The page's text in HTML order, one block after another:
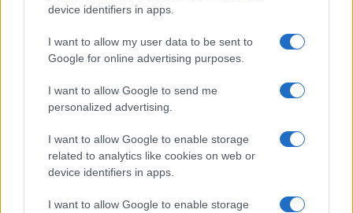
device identifiers in apps.
I want to allow my user data to be sent to
Google for online advertising purposes.
I want to allow Google to send me
personalized advertising.
I want to allow Google to enable storage
related to analytics like cookies on web or
device identifiers in apps.
I want to allow Google to enable storage